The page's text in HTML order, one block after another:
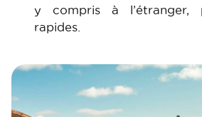
y compris à l’étranger,
rapides.
Image